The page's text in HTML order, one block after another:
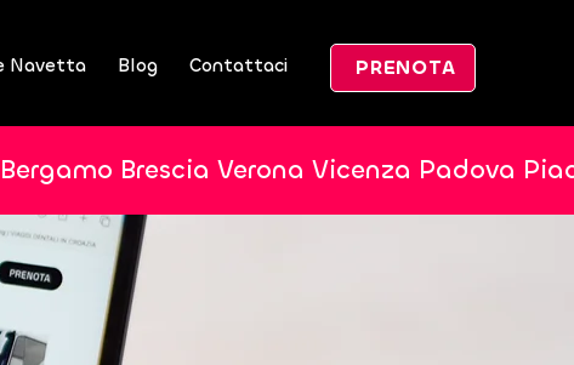
Navetta Blog Contattaci PRENOTA
Brescia Verona Vicenza Padova